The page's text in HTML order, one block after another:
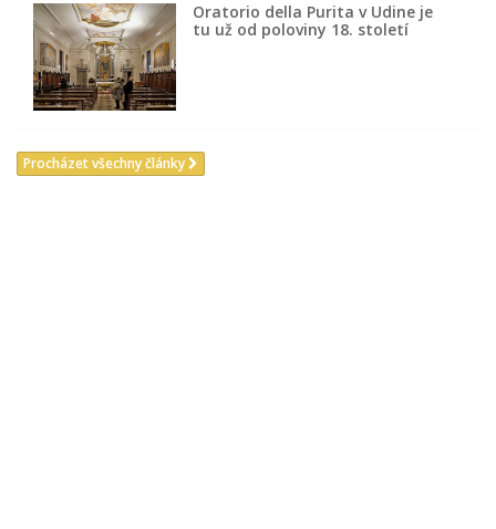
Oratorio della Purita v Udine je
tu už od poloviny 18. století
Procházet všechny články